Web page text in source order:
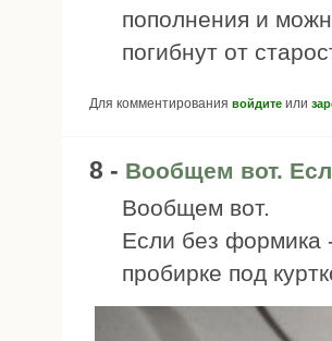
пополнения и
погибнут от
Для комментирования войдите или
8 - Вообщем вот.
Вообщем вот.
Если без формика
пробирке под